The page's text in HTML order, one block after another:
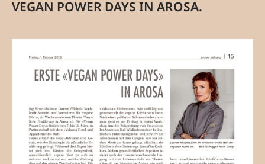
VEGAN POWER DAYS IN AROSA.